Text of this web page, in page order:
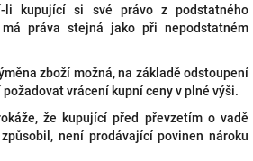
li kupující si své právo z podstatného
práva stejná jako při nepodstatném
zboží možná, na základě odstoupení
vrácení kupní ceny v plné výši.
že kupující před převzetím o vadě
není prodávající povinen nároku